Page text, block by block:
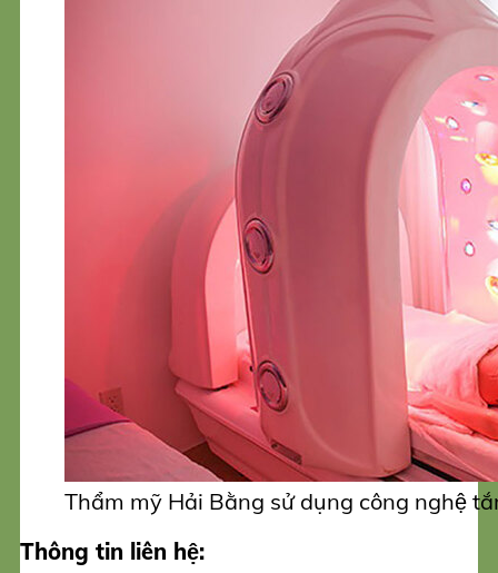
Thẩm mỹ Hải Bằng sử dụng công nghệ
Thông tin liên hệ: